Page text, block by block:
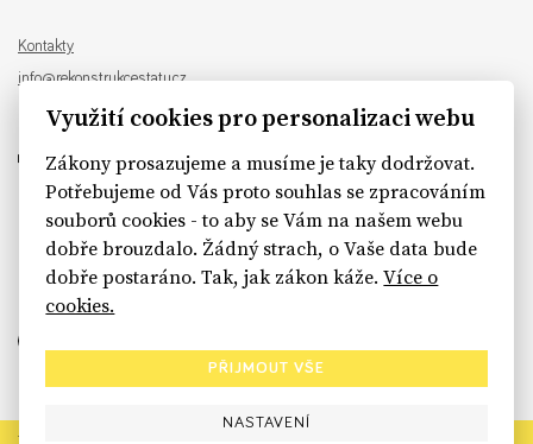
Kontakty
info@rekonstrukcestatu.cz
Návrh a vývoj: Sinfin , ilustrace:
sinfin.digital
Využití cookies pro personalizaci webu
Zákony prosazujeme a musíme je taky dodržovat.
Potřebujeme od Vás proto souhlas se zpracováním
souborů cookies - to aby se Vám na našem webu
dobře brouzdalo. Žádný strach, o Vaše data bude
dobře postaráno. Tak, jak zákon káže.Více o
cookies.
PŘIJMOUT VŠE
NASTAVENÍ